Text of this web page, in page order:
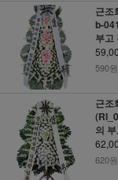
근조
b-
부고
590
근조
의
620